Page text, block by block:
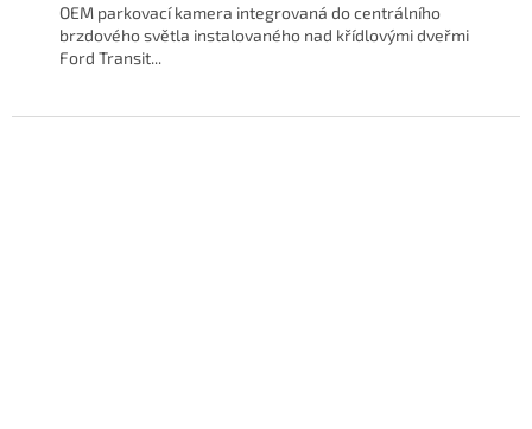
OEM parkovací kamera integrovaná do centrálního
brzdového světla instalovaného nad křídlovými dveřmi
Ford Transit...